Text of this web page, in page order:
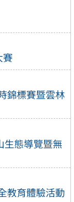
錦標賽暨雲林
生態導覽暨無
教育體驗活動